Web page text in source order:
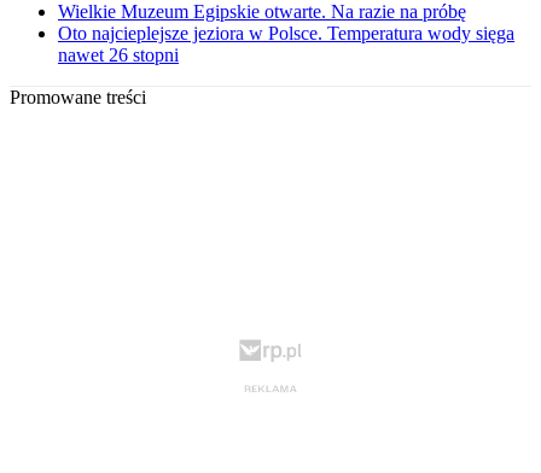
Wielkie Muzeum Egipskie otwarte. Na razie na próbę
Oto najcieplejsze jeziora w Polsce. Temperatura wody sięga
nawet 26 stopni
Promowane treści